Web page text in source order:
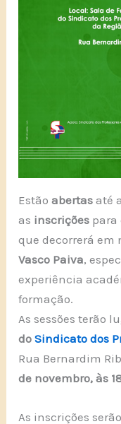
Estãoabertas até
as inscrições para
que decorrerá em
Vasco Paiva,
experiência
formação.
As sessões terão
do Sindicato dos
Rua Bernardim
de novembro, às
As inscrições